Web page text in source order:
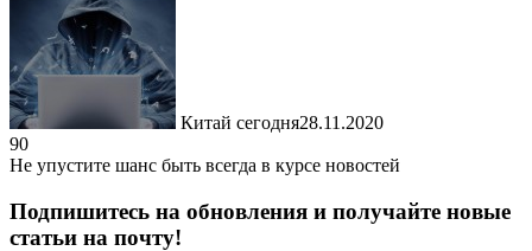
Китай сегодня28.11.2020
90
Не упустите шанс быть всегда в курсе новостей
Подпишитесь на обновления и получайте новые
статьи на почту!